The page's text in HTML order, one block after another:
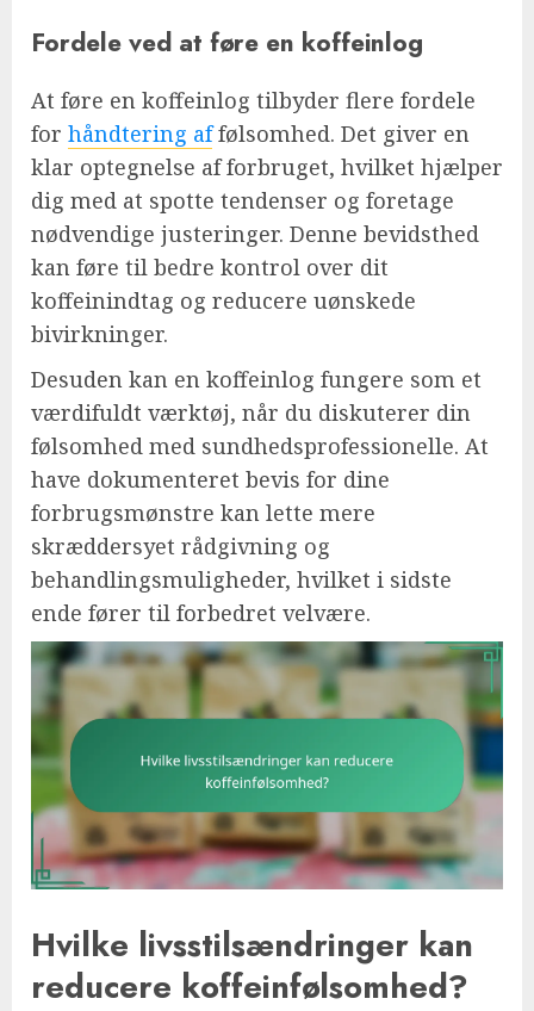
Fordele ved at føre en koffeinlog
At føre en koffeinlog tilbyder flere fordele
for håndtering affølsomhed. Det giver en
klar optegnelse af forbruget, hvilket hjælper
dig med at spotte tendenser og foretage
nødvendige justeringer. Denne bevidsthed
kan føre til bedre kontrol over dit
koffeinindtag og reducere uønskede
bivirkninger.
Desuden kan en koffeinlog fungere som et
værdifuldt værktøj, når du diskuterer din
følsomhed med sundhedsprofessionelle. At
have dokumenteret bevis for dine
forbrugsmønstre kan lette mere
skræddersyet rådgivning og
behandlingsmuligheder, hvilket i sidste
ende fører til forbedret velvære.
Hvilke livsstilsændringer kan
reducere koffeinfølsomhed?